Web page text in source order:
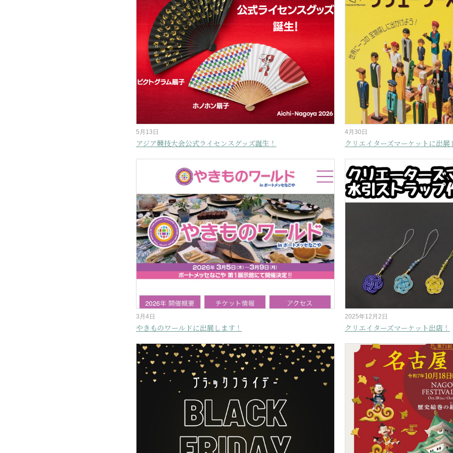
5月13日
アジア競技大会公式ライセンスグッズ誕生！
4月30日
クリエイターズマーケットに出展
3月4日
やきものワールドに出展します！
2025年12月2日
クリエイターズマーケット出店！